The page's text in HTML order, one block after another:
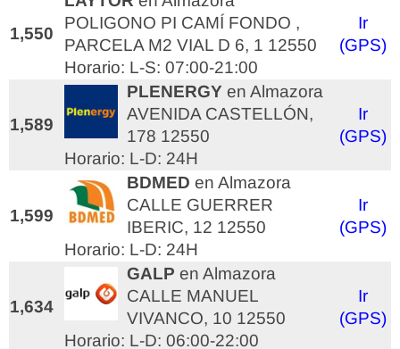
1,550
POLIGONO PI CAMÍ FONDO ,
PARCELA M2 VIAL D 6, 1 12550
Horario: L-S: 07:00-21:00
Ir
(GPS)
1,589
PLENERGY en Almazora
AVENIDA CASTELLÓN,
178 12550
Horario: L-D: 24H
Ir
(GPS)
1,599
BDMED en Almazora
CALLE GUERRER
IBERIC, 12 12550
Horario: L-D: 24H
Ir
(GPS)
1,634
GALP en Almazora
CALLE MANUEL
VIVANCO, 10 12550
Horario: L-D: 06:00-22:00
Ir
(GPS)